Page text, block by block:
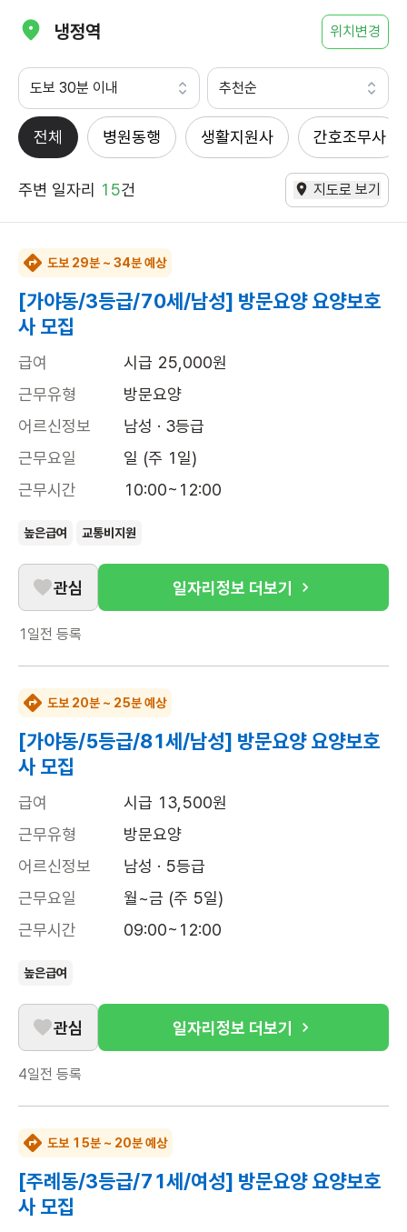
냉정역 위치변경
도보 30분 이내 추천순
전체 병원동행 생활지원사 간호조무사
주변 일자리 15건 지도로 보기
도보 29분 ~ 34분 예상
[가야동/3등급/70세/남성] 방문요양 요양보호
사 모집
급여
시급 25,000원
근무유형
방문요양
어르신정보
남성 · 3등급
근무요일
일 (주 1일)
근무시간
10:00~12:00
높은급여 교통비지원
관심 일자리정보 더보기
1일전 등록
도보 20분 ~ 25분 예상
[가야동/5등급/81세/남성] 방문요양 요양보호
사 모집
급여
시급 13,500원
근무유형
방문요양
어르신정보
남성 · 5등급
근무요일
월~금 (주 5일)
근무시간
09:00~12:00
높은급여
관심 일자리정보 더보기
4일전 등록
도보 15분 ~ 20분 예상
[주례동/3등급/71세/여성] 방문요양 요양보호
사 모집